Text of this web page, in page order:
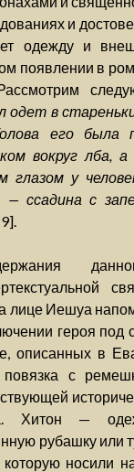
и
одежду и
появлении в
одет в
его была
вокруг лба, а
глазом у
ссадина с
лице Иешуа
героя под
описанных в
с
Хитон —
рубашку или
носили